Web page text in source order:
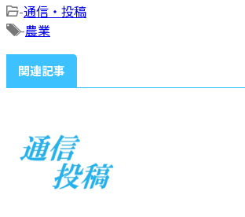
-通信・投稿
-農業
関連記事